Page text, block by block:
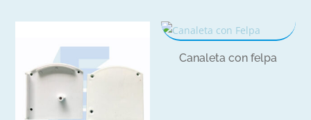
Canaleta con felpa